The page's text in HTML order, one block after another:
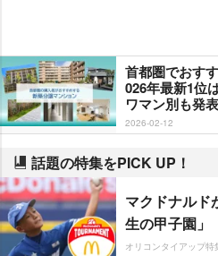
首都圏でおす
026年最新1位
ワマン別も発表
2026-02-12
話題の特集をPICK UP！
マクドナルド
生の甲子園」
オリコンタイアップ特